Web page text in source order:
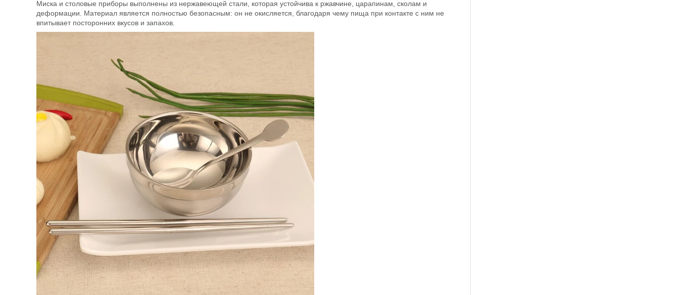
Миска и столовые приборы выполнены из нержавеющей стали, которая устойчива к ржавчине, царапинам, сколам и
деформации. Материал является полностью безопасным: он не окисляется, благодаря чему пища при контакте с ним не
впитывает посторонних вкусов и запахов.